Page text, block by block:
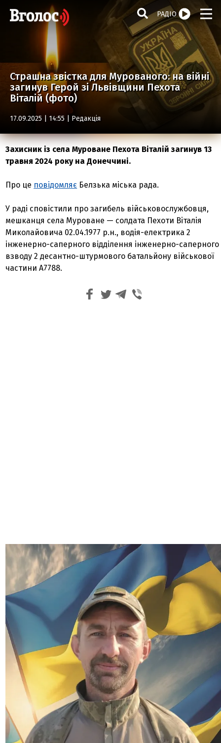
РАДІО
Страшна звістка для Мурованого: на війні
загинув Герой зі Львівщини Пехота
Віталій (фото)
17.09.2025 | 14:55 | Редакція
Захисник із села Муроване Пехота Віталій загинув 13
травня 2024 року на Донеччині.
Про це повідомляє Белзька міська рада.
У раді сповістили про загибель військовослужбовця,
мешканця села Муроване — солдата Пехоти Віталія
Миколайовича 02.04.1977 р.н., водія-електрика 2
інженерно-саперного відділення інженерно-саперного
взводу 2 десантно-штурмового батальйону військової
частини А7788.